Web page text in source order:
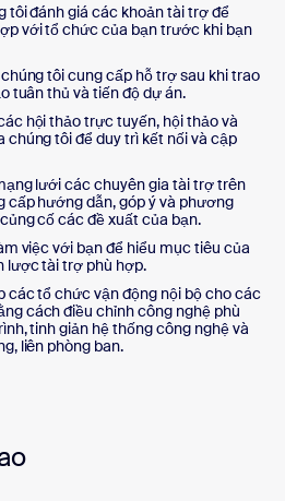
tôi đánh giá các khoản tài trợ để
với tổ chức của bạn trước khi bạn
tôi cung cấp hỗ trợ sau khi trao
tuân thủ và tiến độ dự án.
hội thảo trực tuyến, hội thảo và
chúng tôi để duy trì kết nối và cập
lưới các chuyên gia tài trợ trên
cấp hướng dẫn, góp ý và phương
cố các đề xuất của bạn.
việc với bạn để hiểu mục tiêu của
lược tài trợ phù hợp.
các tổ chức vận động nội bộ cho các
cách điều chỉnh công nghệ phù
tinh giản hệ thống công nghệ và
liên phòng ban.